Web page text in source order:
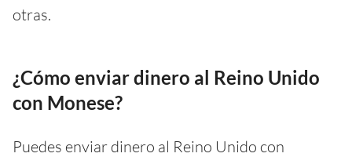
otras.
¿Cómo enviar dinero al Reino Unido
con Monese?
Puedes enviar dinero al Reino Unido con